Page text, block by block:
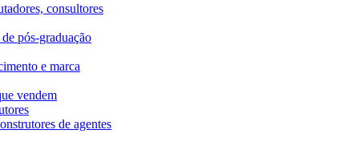
consultores
pós-graduação
e marca
vendem
de agentes